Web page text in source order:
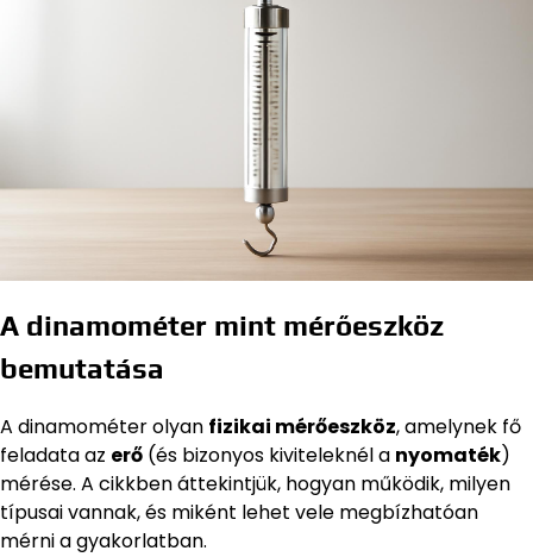
A dinamométer mint mérőeszköz
bemutatása
A dinamométer olyan fizikai mérőeszköz, amelynek fő
feladata az erő (és bizonyos kiviteleknél a nyomaték)
mérése. A cikkben áttekintjük, hogyan működik, milyen
típusai vannak, és miként lehet vele megbízhatóan
mérni a gyakorlatban.